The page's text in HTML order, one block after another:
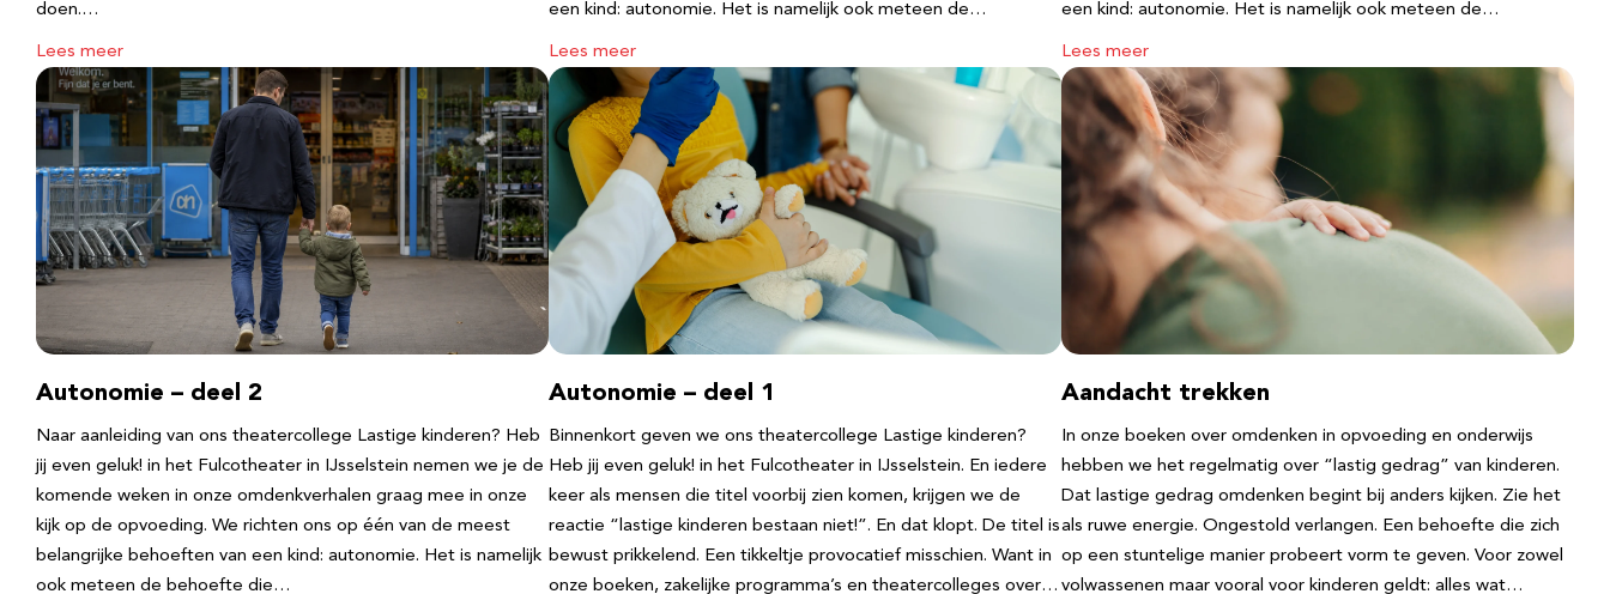
doen.…
Lees meer
een kind: autonomie. Het is namelijk ook meteen de…
Lees meer
een kind: autonomie. Het is namelijk ook meteen de…
Lees meer
Autonomie – deel 2
Naar aanleiding van ons theatercollege Lastige kinderen? Heb
jij even geluk! in het Fulcotheater in IJsselstein nemen we je de
komende weken in onze omdenkverhalen graag mee in onze
kijk op de opvoeding. We richten ons op één van de meest
belangrijke behoeften van een kind: autonomie. Het is namelijk
ook meteen de behoefte die…
Autonomie – deel 1
Binnenkort geven we ons theatercollege Lastige kinderen?
Heb jij even geluk! in het Fulcotheater in IJsselstein. En iedere
keer als mensen die titel voorbij zien komen, krijgen we de
reactie “lastige kinderen bestaan niet!”. En dat klopt. De titel is
bewust prikkelend. Een tikkeltje provocatief misschien. Want in
onze boeken, zakelijke programma’s en theatercolleges over…
Aandacht trekken
In onze boeken over omdenken in opvoeding en onderwijs
hebben we het regelmatig over “lastig gedrag” van kinderen.
Dat lastige gedrag omdenken begint bij anders kijken. Zie het
als ruwe energie. Ongestold verlangen. Een behoefte die zich
op een stuntelige manier probeert vorm te geven. Voor zowel
volwassenen maar vooral voor kinderen geldt: alles wat…